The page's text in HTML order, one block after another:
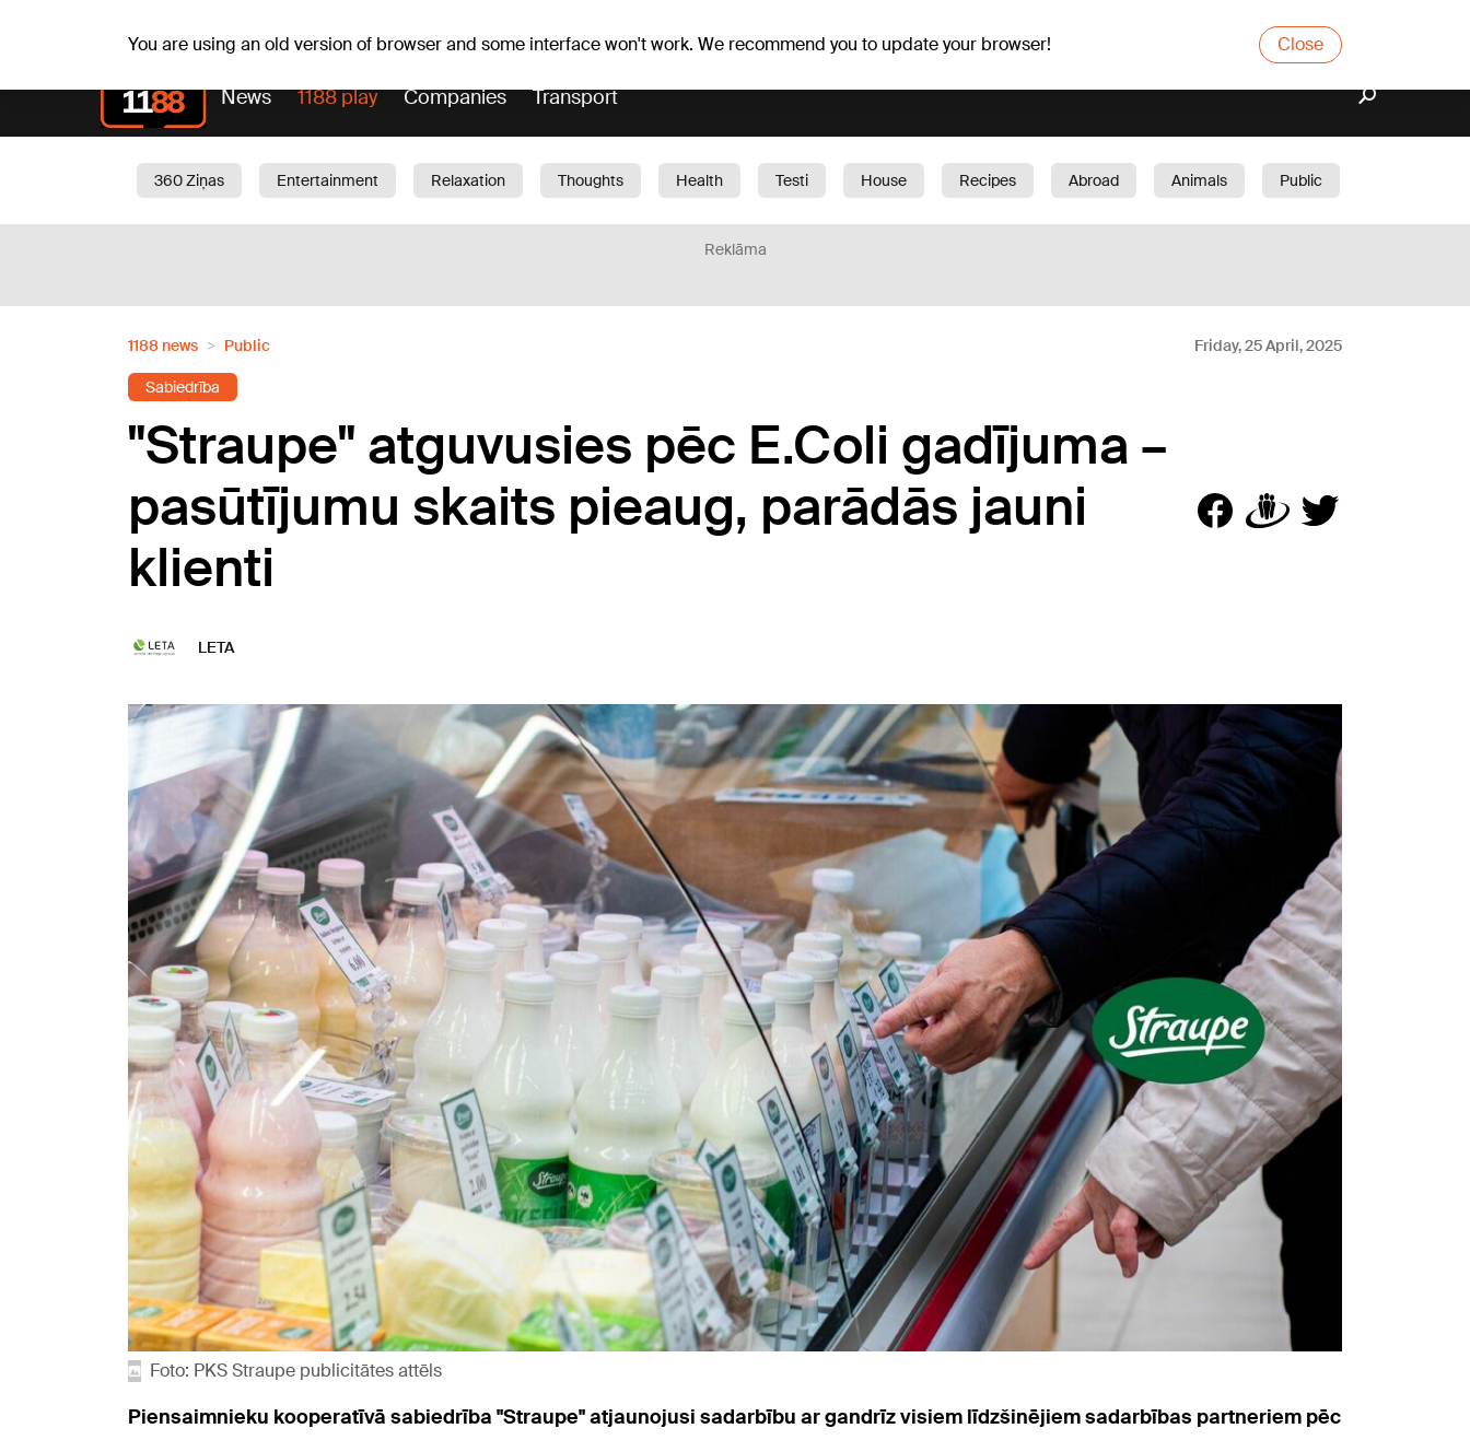
You are using an old version of browser and some interface won't work. We recommend you to update your browser! Close
News 1188 play Companies Transport
360 Ziņas Entertainment Relaxation Thoughts Health Testi House Recipes Abroad Animals
Public
Reklāma
1188 news Public Friday, 25 April, 2025
Sabiedrība
"Straupe" atguvusies pēc E.Coli gadījuma –
pasūtījumu skaits pieaug, parādās jauni
klienti
LETA
Foto: PKS Straupe publicitātes attēls
Piensaimnieku kooperatīvā sabiedrība "Straupe" atjaunojusi sadarbību ar gandrīz visiem līdzšinējiem sadarbības partneriem pēc